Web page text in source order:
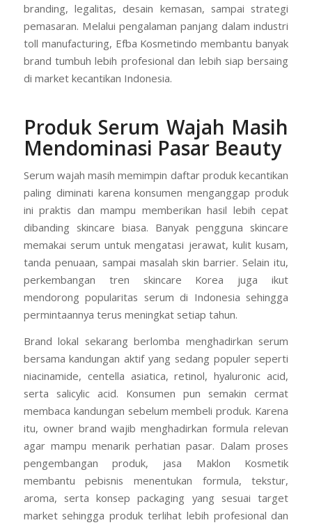
branding, legalitas, desain kemasan, sampai strategi
pemasaran. Melalui pengalaman panjang dalam industri
toll manufacturing, Efba Kosmetindo membantu banyak
brand tumbuh lebih profesional dan lebih siap bersaing
di market kecantikan Indonesia.
Produk Serum Wajah Masih
Mendominasi Pasar Beauty
Serum wajah masih memimpin daftar produk kecantikan
paling diminati karena konsumen menganggap produk
ini praktis dan mampu memberikan hasil lebih cepat
dibanding skincare biasa. Banyak pengguna skincare
memakai serum untuk mengatasi jerawat, kulit kusam,
tanda penuaan, sampai masalah skin barrier. Selain itu,
perkembangan tren skincare Korea juga ikut
mendorong popularitas serum di Indonesia sehingga
permintaannya terus meningkat setiap tahun.
Brand lokal sekarang berlomba menghadirkan serum
bersama kandungan aktif yang sedang populer seperti
niacinamide, centella asiatica, retinol, hyaluronic acid,
serta salicylic acid. Konsumen pun semakin cermat
membaca kandungan sebelum membeli produk. Karena
itu, owner brand wajib menghadirkan formula relevan
agar mampu menarik perhatian pasar. Dalam proses
pengembangan produk, jasa Maklon Kosmetik
membantu pebisnis menentukan formula, tekstur,
aroma, serta konsep packaging yang sesuai target
market sehingga produk terlihat lebih profesional dan